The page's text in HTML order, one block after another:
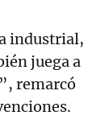
industrial,
juega a
remarcó